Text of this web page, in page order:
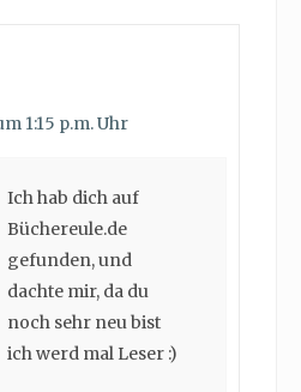
1:15 p.m. Uhr
Ich hab dich auf
Büchereule.de
gefunden, und
dachte mir, da du
noch sehr neu bist
ich werd mal Leser :)